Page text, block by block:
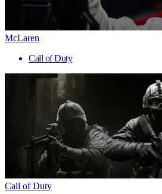
McLaren
Call of Duty
Call of Duty